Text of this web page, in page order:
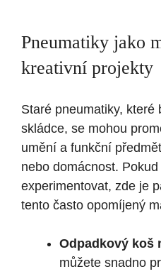
Pneumatiky jako
kreativní projekty
Staré pneumatiky, které
skládce, se mohou
umění a funkční
nebo domácnost.
experimentovat, zde je
tento často opomíjený
Odpadkový koš
můžete snadno